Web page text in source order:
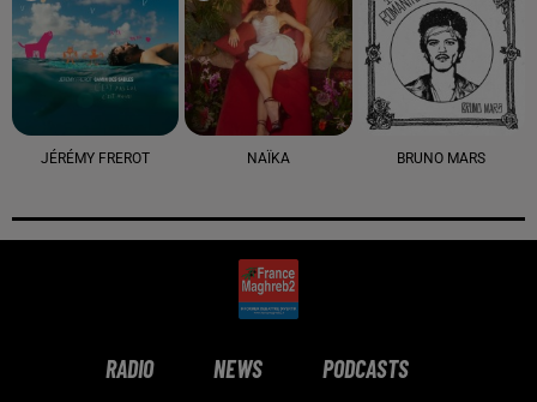
JÉRÉMY FREROT NAÏKA BRUNO MARS
RADIO NEWS PODCASTS